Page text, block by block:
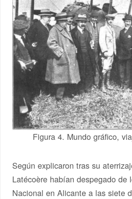
Figura 4. Mundo gráfico,
Según explicaron tras su
Latécoère habían despegado de
Nacional en Alicante a las siete